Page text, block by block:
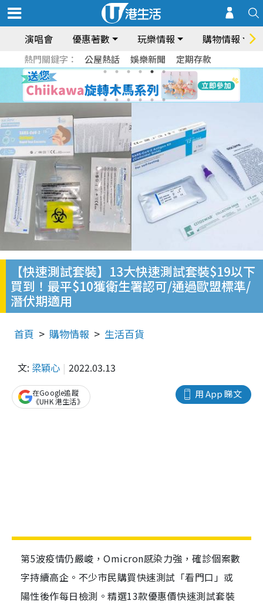
演唱會 優惠著數 玩樂情報 購物情報
熱門關鍵字： 公屋熱話 娛樂新聞 定期存款
【快速測試套裝】13大快速測試套裝$19以下
買到！最平$10獲衛生署認可/通過歐盟標準/
潛伏期適用
首頁 購物情報 生活百貨
文: 梁穎心 2022.03.13
用 App 睇文
在Google追蹤
《UHK 港生活》
第5波疫情仍嚴峻，Omicron感染力強，確診個案數
字持續高企。不少市民購買快速測試「看門口」或
陽性後作每日檢測。精選13款優惠價快速測試套裝